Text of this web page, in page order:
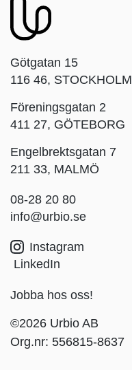
Götgatan 15
116 46, STOCKHOLM
Föreningsgatan 2
411 27, GÖTEBORG
Engelbrektsgatan 7
211 33, MALMÖ
08-28 20 80
info@urbio.se
Instagram
LinkedIn
Jobba hos oss!
©2026 Urbio AB
Org.nr: 556815-8637